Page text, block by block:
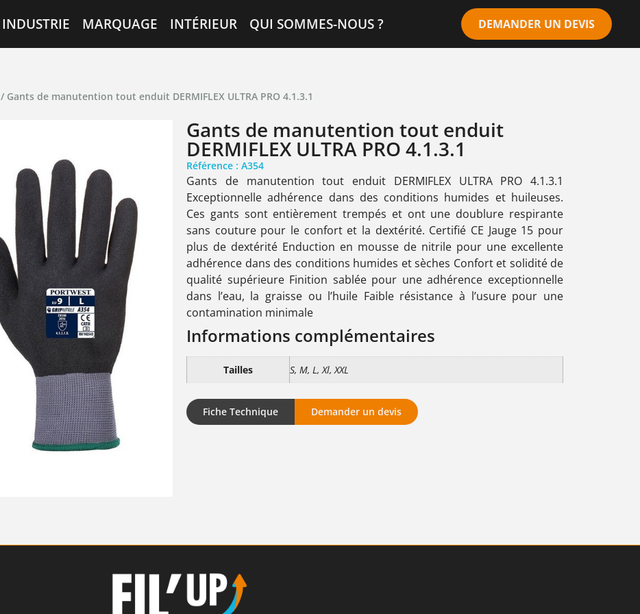
INDUSTRIE MARQUAGE INTÉRIEUR QUI SOMMES-NOUS ? DEMANDER UN DEVIS
/ Gants de manutention tout enduit DERMIFLEX ULTRA PRO 4.1.3.1
Gants de manutention tout enduit
DERMIFLEX ULTRA PRO 4.1.3.1
Référence : A354
Gants de manutention tout enduit DERMIFLEX ULTRA PRO 4.1.3.1
Exceptionnelle adhérence dans des conditions humides et huileuses.
Ces gants sont entièrement trempés et ont une doublure respirante
sans couture pour le confort et la dextérité. Certifié CE Jauge 15 pour
plus de dextérité Enduction en mousse de nitrile pour une excellente
adhérence dans des conditions humides et sèches Confort et solidité de
qualité supérieure Finition sablée pour une adhérence exceptionnelle
dans l’eau, la graisse ou l’huile Faible résistance à l’usure pour une
contamination minimale
Informations complémentaires
Tailles S, M, L, Xl, XXL
Fiche Technique Demander un devis